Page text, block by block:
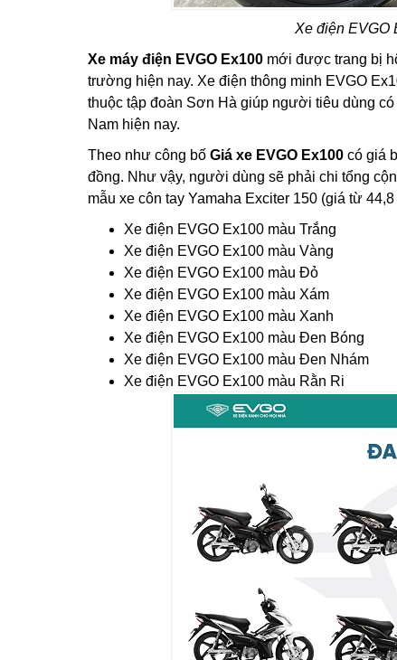
Xe điện EVGO
Xe máy điện EVGO Ex100 mới được trang bị
trường hiện nay. Xe điện thông minh EVGO
thuộc tập đoàn Sơn Hà giúp người tiêu dùng
Nam hiện nay.
Theo như công bố Giá xe EVGO Ex100 có giá
đồng. Như vậy, người dùng sẽ phải chi tổng
mẫu xe côn tay Yamaha Exciter 150 (giá từ
Xe điện EVGO Ex100 màu Trắng
Xe điện EVGO Ex100 màu Vàng
Xe điện EVGO Ex100 màu Đỏ
Xe điện EVGO Ex100 màu Xám
Xe điện EVGO Ex100 màu Xanh
Xe điện EVGO Ex100 màu Đen Bóng
Xe điện EVGO Ex100 màu Đen Nhám
Xe điện EVGO Ex100 màu Rằn Ri